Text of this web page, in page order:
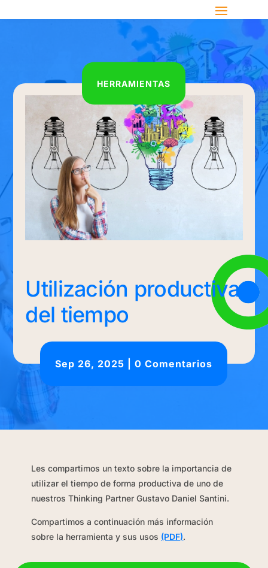
HERRAMIENTAS
Utilización productiva
del tiempo
Sep 26, 2025 |0 Comentarios
Les compartimos un texto sobre la importancia de
utilizar el tiempo de forma productiva de uno de
nuestros Thinking Partner Gustavo Daniel Santini.
Compartimos a continuación más información
sobre la herramienta y sus usos (PDF).